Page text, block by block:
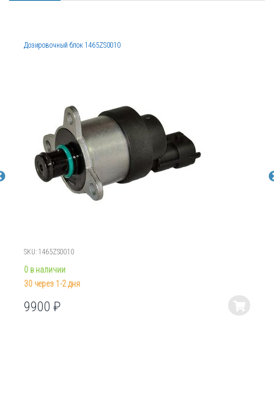
Дозировочный блок 1465ZS0010
SKU: 1465ZS0010
0 в наличии
30 через 1-2 дня
9900₽
Этот